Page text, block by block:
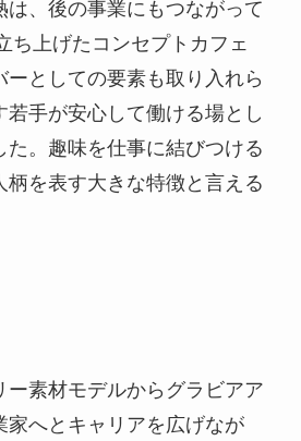
は、後の事業にもつながって
ち上げたコンセプトカフェ
ーとしての要素も取り入れら
手が安心して働ける場とし
た。趣味を仕事に結びつける
柄を表す大きな特徴と言える
ー素材モデルからグラビアア
家へとキャリアを広げなが